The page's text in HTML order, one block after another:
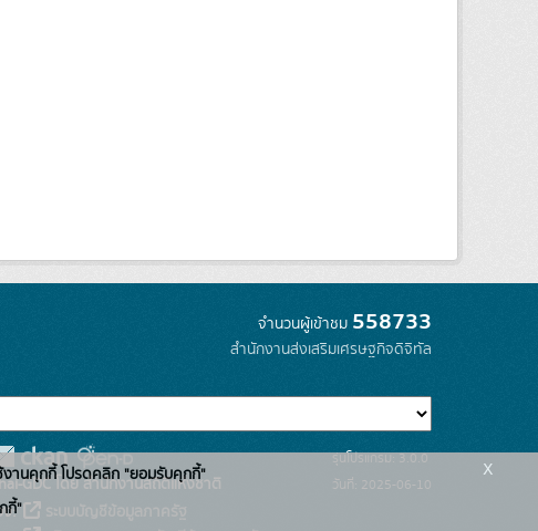
จำนวนผู้เข้าชม 558733
สำนักงานส่งเสริมเศรษฐกิจดิจิทัล
GDC โดย สำนักงานสถิติแห่งชาติ
ง:
รุ่นโปรแกรม: 3.0.0
วันที่: 2025-06-10
งานคุกกี้ โปรดคลิก "ยอมรับคุกกี้"
กี้"
x